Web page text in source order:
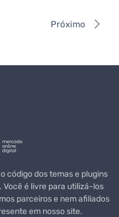
Próximo
código dos temas e plugins
Você é livre para utilizá-los
parceiros e nem afiliados
em nosso site.